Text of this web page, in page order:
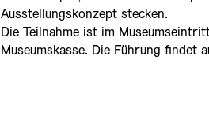
Ausstellungskonzept stecken.
Die Teilnahme ist im
Museumskasse. Die Führung findet